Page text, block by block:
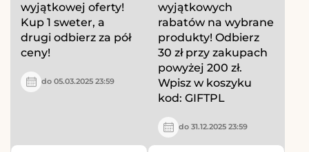
wyjątkowej oferty!
Kup 1 sweter, a
drugi odbierz za pół
ceny!
do 05.03.2025 23:59
wyjątkowych
rabatów na wybrane
produkty! Odbierz
30 zł przy zakupach
powyżej 200 zł.
Wpisz w koszyku
kod: GIFTPL
do 31.12.2025 23:59